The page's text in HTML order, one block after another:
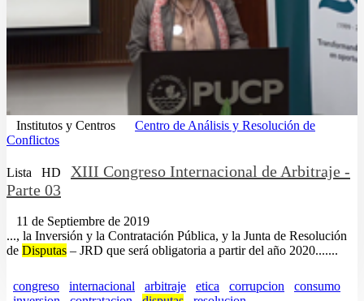
Institutos y Centros
Centro de Análisis y Resolución de
Conflictos
Lista HD
XIII Congreso Internacional de Arbitraje -
Parte 03
11 de Septiembre de 2019
..., la Inversión y la Contratación Pública, y la Junta de Resolución
de Disputas – JRD que será obligatoria a partir del año 2020.......
congreso internacional arbitraje etica corrupcion
consumo